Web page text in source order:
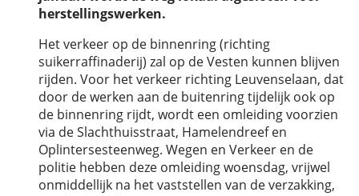
herstellingswerken.
Het verkeer op de binnenring (richting
suikerraffinaderij) zal op de Vesten kunnen blijven
rijden. Voor het verkeer richting Leuvenselaan, dat
door de werken aan de buitenring tijdelijk ook op
de binnenring rijdt, wordt een omleiding voorzien
via de Slachthuisstraat, Hamelendreef en
Oplintersesteenweg. Wegen en Verkeer en de
politie hebben deze omleiding woensdag, vrijwel
onmiddellijk na het vaststellen van de verzakking,